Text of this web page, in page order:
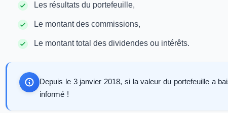
Les résultats du portefeuille,
Le montant des commissions,
Le montant total des dividendes ou intérêts.
Depuis le 3 janvier 2018, si la valeur du portefeuille a
informé !